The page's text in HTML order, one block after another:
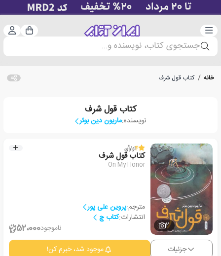
دسته‌بندی سبد
جستجوی کتاب، نویسنده و...
خانه / کتاب قول شرف
کتاب قول شرف
نویسنده:ماریون دین بوئر
2
4از1رأی
کتاب قول شرف
On My Honor
مترجم:پروین علی پور
انتشارات:کتاب چ
ناموجود52،000
جزئیات موجود شد، خبرم کن!